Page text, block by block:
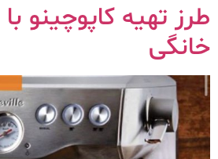
طرز تهیه کاپوچینو
خانگی